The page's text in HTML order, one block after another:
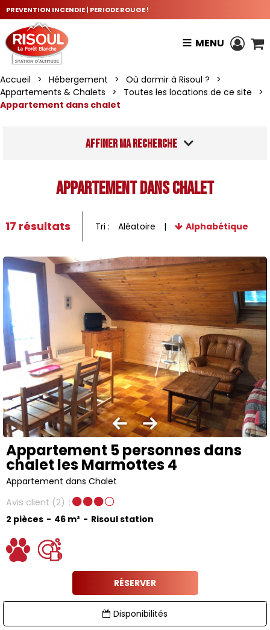
PREVENTION INCENDIE | PERIODE ROUGE !
MENU
Accueil > Hébergement > Où dormir à Risoul ?
>
Appartements & Chalets
> Toutes les locations de ce site
>
Appartement dans chalet
Affiner ma recherche
Appartement dans chalet
17 résultats Tri : Aléatoire Alphabétique
Appartement 5 personnes dans
chalet les Marmottes 4
Appartement dans Chalet
Avis client (2)
2 pièces
46 m² Risoul station
RÉSERVER
Disponibilités